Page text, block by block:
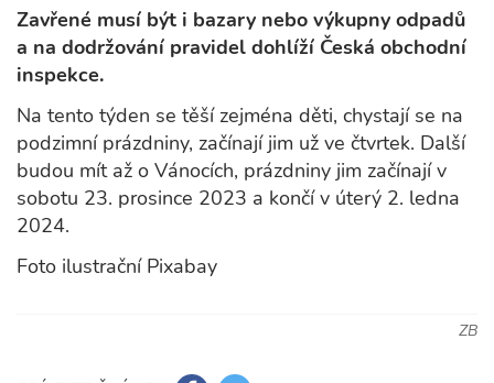
Zavřené musí být i bazary nebo výkupny odpadů
a na dodržování pravidel dohlíží Česká obchodní
inspekce.
Na tento týden se těší zejména děti, chystají se na
podzimní prázdniny, začínají jim už ve čtvrtek. Další
budou mít až o Vánocích, prázdniny jim začínají v
sobotu 23. prosince 2023 a končí v úterý 2. ledna
2024.
Foto ilustrační Pixabay
ZB